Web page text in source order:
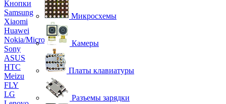
Кнопки
Samsung
Xiaomi
Huawei
Nokia/Microsoft
Sony
ASUS
HTC
Meizu
FLY
LG
Микросхемы
Камеры
Платы клавиатуры
Разъемы зарядки